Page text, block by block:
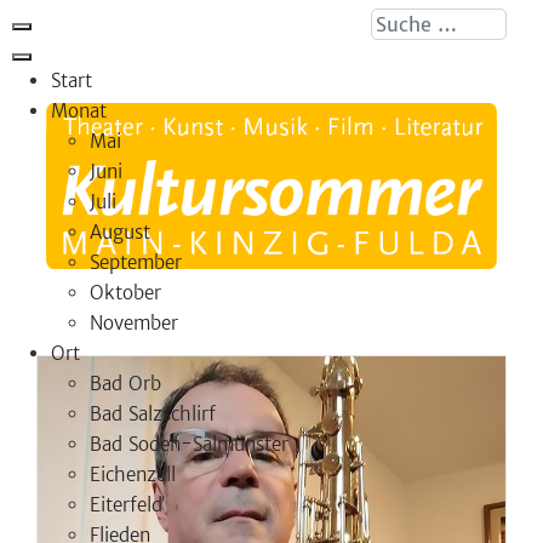
Suche ...
Start
Monat
Mai
Juni
Juli
August
September
Oktober
November
Ort
Bad Orb
Bad Salzschlirf
Bad Soden-Salmünster
Eichenzell
Eiterfeld
Flieden